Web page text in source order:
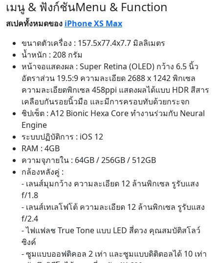
เมนู & ฟังก์ชันMenu & Function
สเปคทั้งหมดของ iPhone XS Max
ขนาดตัวเครื่อง : 157.5x77.4x7.7 มิลลิเมตร
น้ำหนัก : 208 กรัม
หน้าจอแสดงผล : Super Retina (OLED) กว้าง 6.5 นิ้ว
อัตราส่วน 19.5:9 ความละเอียด 2688 x 1242 พิกเซล
ความละเอียดพิกเซล 458ppi แสดงผลได้แบบ HDR สีสาร
เคลือบกันรอยนิ้วมือ และมีการครอบทับด้วยกระจก
ชิปเซ็ต : A12 Bionic Hexa Core ทำงานร่วมกับ Neural
Engine
ระบบปฏิบัติการ : iOS 12
RAM : 4GB
ความจุภายใน : 64GB / 256GB / 512GB
กล้องหลังคู่ :
- เลนส์มุมกว้าง ความละเอียด 12 ล้านพิกเซล รูรับแสง
f/1.8
- เลนส์เทเลโฟโต้ ความละเอียด 12 ล้านพิกเซล รูรับแสง
f/2.4
- ไฟแฟลช True Tone แบบ LED สี่ดวง คุณสมบัติสโลว์
ซิงค์
- ซูมแบบออฟติคอล 2 เท่า และซูมแบบดิติตอลได้ 10 เท่า